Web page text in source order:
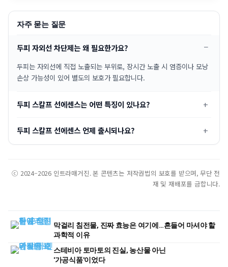
자주 묻는 질문
두피 자외선 차단제는 왜 필요한가요?
두피는 자외선에 직접 노출되는 부위로, 장시간 노출 시 염증이나 모낭
손상 가능성이 있어 별도의 보호가 필요합니다.
두피 스칼프 선에센스는 어떤 특징이 있나요?
두피 스칼프 선에센스 언제 출시되나요?
ⓒ 2024–2026 인트라매거진. 본 콘텐츠는 저작권법의 보호를 받으며, 무단 전
재 및 재배포를 금합니다.
막걸리 침전물, 진짜 효능은 여기에…흔들어 마셔야 할
과학적 이유
스테비아 토마토의 진실, 농산물 아닌
'가공식품'이었다